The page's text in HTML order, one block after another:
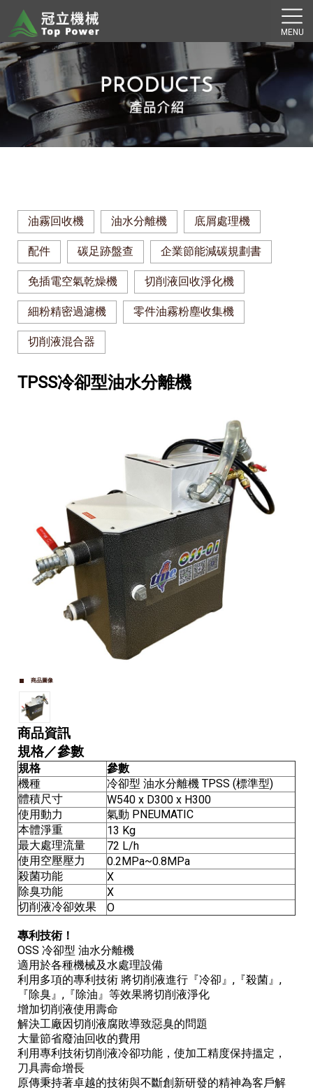
油霧回收機 油水分離機 底屑處理機
配件 碳足跡盤查 企業節能減碳規劃書
免插電空氣乾燥機 切削液回收淨化機
細粉精密過濾機 零件油霧粉塵收集機
切削液混合器
TPSS冷卻型油水分離機
商品圖像
商品資訊
規格／參數
規格
參數
機種
冷卻型 油水分離機 TPSS (標準型)
體積尺寸
W540 x D300 x H300
使用動力
氣動 PNEUMATIC
本體淨重
13 Kg
最大處理流量
72 L/h
使用空壓壓力
0.2MPa~0.8MPa
殺菌功能
X
除臭功能
X
切削液冷卻效果
O
專利技術！
OSS 冷卻型 油水分離機
適用於各種機械及水處理設備
利用多項的專利技術 將切削液進行『冷卻』,『殺菌』,
『除臭』,『除油』等效果將切削液淨化
增加切削液使用壽命
解決工廠因切削液腐敗導致惡臭的問題
大量節省廢油回收的費用
利用專利技術切削液冷卻功能，使加工精度保持搵定，
刀具壽命增長
原傳秉持著卓越的技術與不斷創新研發的精神為客戶解